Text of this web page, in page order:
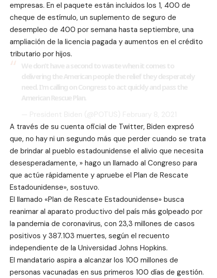
empresas. En el paquete están incluidos los 1, 400 de
cheque de estímulo, un suplemento de seguro de
desempleo de 400 por semana hasta septiembre, una
ampliación de la licencia pagada y aumentos en el crédito
tributario por hijos.
A través de su cuenta oficial de Twitter, Biden expresó
que, no hay ni un segundo más que perder cuando se trata
de brindar al pueblo estadounidense el alivio que necesita
desesperadamente, » hago un llamado al Congreso para
que actúe rápidamente y apruebe el Plan de Rescate
Estadounidense», sostuvo.
El llamado «Plan de Rescate Estadounidense» busca
reanimar al aparato productivo del país más golpeado por
la pandemia de coronavirus, con 23,3 millones de casos
positivos y 387.103 muertes, según el recuento
independiente de la Universidad Johns Hopkins.
El mandatario aspira a alcanzar los 100 millones de
personas vacunadas en sus primeros 100 días de gestión.